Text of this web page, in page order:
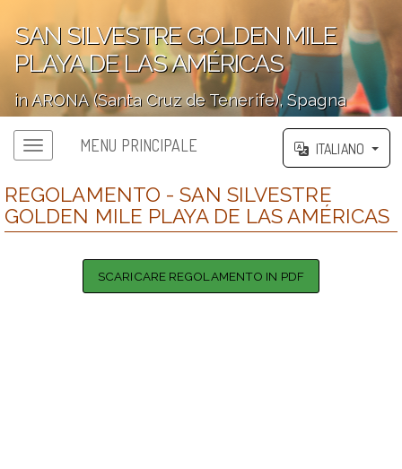
SAN SILVESTRE GOLDEN MILE
PLAYA DE LAS AMÉRICAS
in ARONA (Santa Cruz de Tenerife), Spagna
MENU PRINCIPALE ITALIANO
REGOLAMENTO - SAN SILVESTRE
GOLDEN MILE PLAYA DE LAS AMÉRICAS
SCARICARE REGOLAMENTO IN PDF